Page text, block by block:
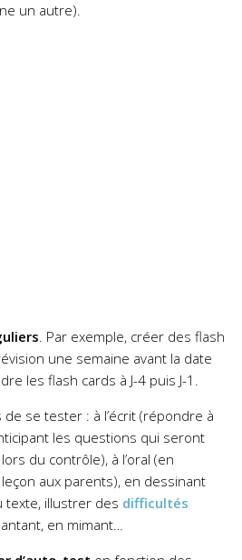
un autre).
. Par exemple, créer des flash
une semaine avant la date
les flash cards à J-4 puis J-1.
se tester : à l’écrit (répondre à
les questions qui seront
du contrôle), à l’oral (en
aux parents), en dessinant
texte, illustrer des difficultés
en mimant…